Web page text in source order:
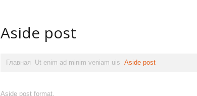
Aside post
Главная Ut enim ad minim veniam uis Aside post
Aside post format.